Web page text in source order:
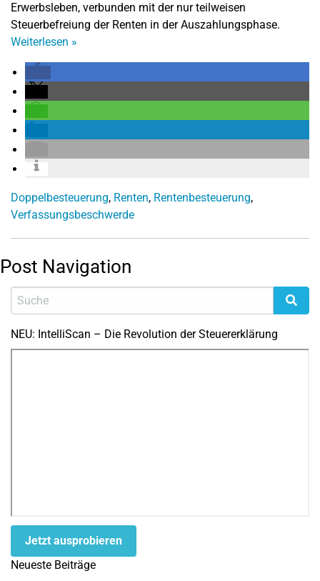
Erwerbsleben, verbunden mit der nur teilweisen
Steuerbefreiung der Renten in der Auszahlungsphase.
Weiterlesen »
Doppelbesteuerung, Renten, Rentenbesteuerung,
Verfassungsbeschwerde
Post Navigation
NEU: IntelliScan – Die Revolution der Steuererklärung
Jetzt ausprobieren
Neueste Beiträge